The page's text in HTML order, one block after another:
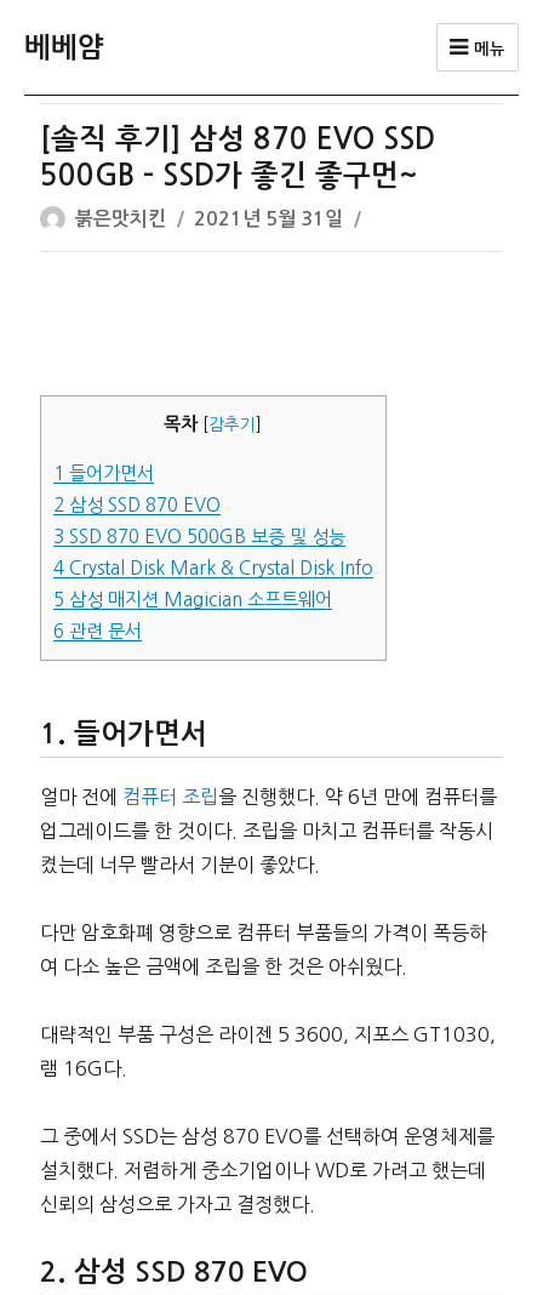
베베얌 메뉴
[솔직 후기] 삼성 870 EVO SSD
500GB – SSD가 좋긴 좋구먼~
글
쓴
붉은맛치킨
작
성
2021년 5월 31일
목차 감추기
1 들어가면서
2 삼성 SSD 870 EVO
3 SSD 870 EVO 500GB 보증 및 성능
4Crystal Disk Mark & Crystal Disk Info
5 삼성 매지션 Magician 소프트웨어
6 관련 문서
들어가면서
얼마 전에 컴퓨터 조립을 진행했다. 약 6년 만에 컴퓨터를
업그레이드를 한 것이다. 조립을 마치고 컴퓨터를 작동시
켰는데 너무 빨라서 기분이 좋았다.
다만 암호화폐 영향으로 컴퓨터 부품들의 가격이 폭등하
여 다소 높은 금액에 조립을 한 것은 아쉬웠다.
대략적인 부품 구성은 라이젠 5 3600, 지포스 GT1030,
램 16G다.
그 중에서 SSD는 삼성 870 EVO를 선택하여 운영체제를
설치했다. 저렴하게 중소기업이나 WD로 가려고 했는데
신뢰의 삼성으로 가자고 결정했다.
삼성 SSD 870 EVO